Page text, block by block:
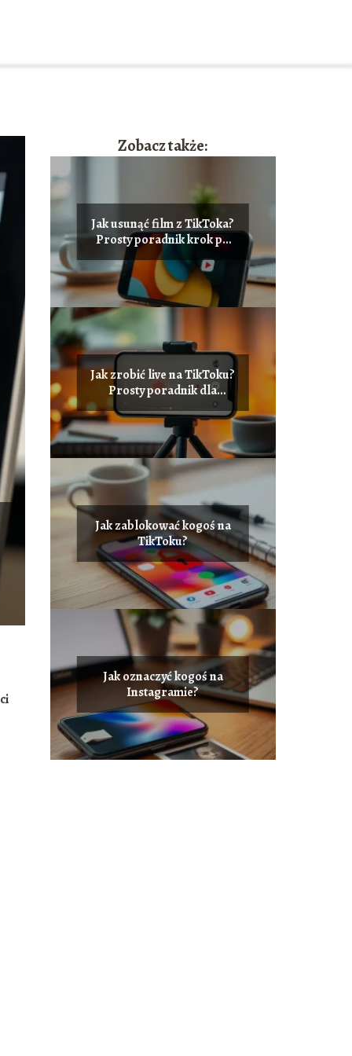
Zobacz także:
Jak usunąć film z TikToka?
Prosty poradnik krok po
kroku
Jak zrobić live na TikToku?
Prosty poradnik dla
początkujących
Jak zablokować kogoś na
TikToku?
Jak oznaczyć kogoś na
Instagramie?